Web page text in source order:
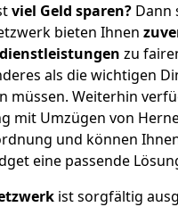
viel Geld sparen? Dann
bieten Ihnen
zu
als die wichtigen
müssen. Weiterhin
mit Umzügen von
und können
eine passende
ist sorgfältig